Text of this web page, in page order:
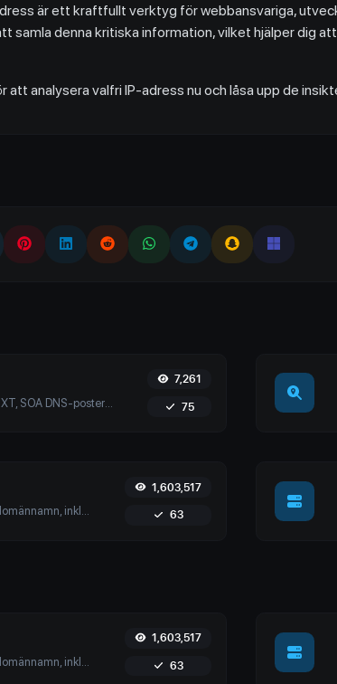
är ett kraftfullt verktyg för webbansvariga,
denna kritiska information, vilket hjälper dig
att analysera valfri IP-adress nu och låsa upp de
7,261
75
Hämta omfattande detaljer om domännamn, inklusive registrarinformation, registreringsdatum, namnservrar och mer. Säkerställ noggrann domänhantering och säkerhet med vårt användarvänliga verktyg.
1,603,517
63
1,603,517
63